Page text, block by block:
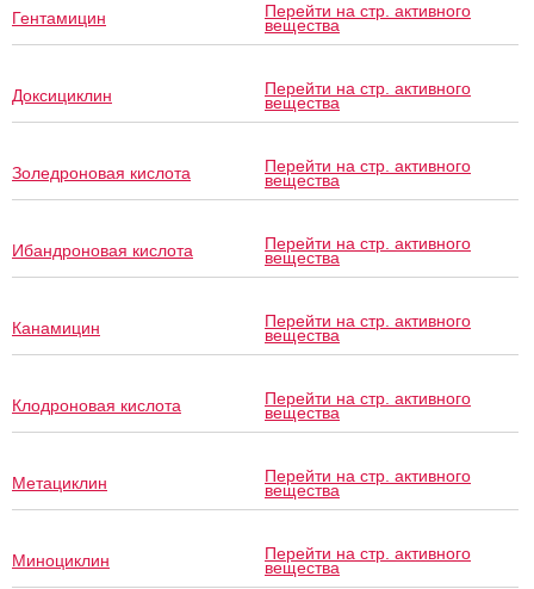
Гентамицин Перейти на стр. активного
вещества
Доксициклин Перейти на стр. активного
вещества
Золедроновая кислота Перейти на стр. активного
вещества
Ибандроновая кислота Перейти на стр. активного
вещества
Канамицин Перейти на стр. активного
вещества
Клодроновая кислота Перейти на стр. активного
вещества
Метациклин Перейти на стр. активного
вещества
Миноциклин Перейти на стр. активного
вещества